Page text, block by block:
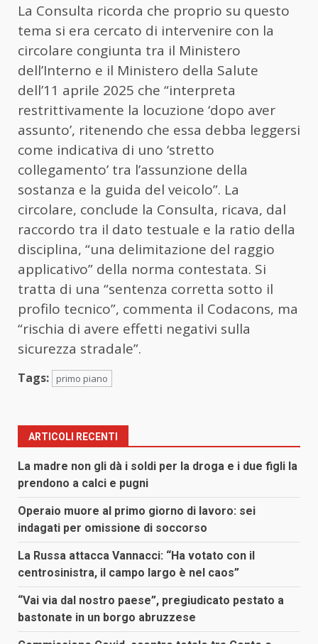
La Consulta ricorda che proprio su questo
tema si era cercato di intervenire con la
circolare congiunta tra il Ministero
dell’Interno e il Ministero della Salute
dell’11 aprile 2025 che “interpreta
restrittivamente la locuzione ‘dopo aver
assunto’, ritenendo che essa debba leggersi
come indicativa di uno ‘stretto
collegamento’ tra l’assunzione della
sostanza e la guida del veicolo”. La
circolare, conclude la Consulta, ricava, dal
raccordo tra il dato testuale e la ratio della
disciplina, “una delimitazione del raggio
applicativo” della norma contestata. Si
tratta di una “sentenza corretta sotto il
profilo tecnico”, commenta il Codacons, ma
“rischia di avere effetti negativi sulla
sicurezza stradale”.
Tags: primo piano
ARTICOLI RECENTI
La madre non gli dà i soldi per la droga e i due figli la
prendono a calci e pugni
Operaio muore al primo giorno di lavoro: sei
indagati per omissione di soccorso
La Russa attacca Vannacci: “Ha votato con il
centrosinistra, il campo largo è nel caos”
“Vai via dal nostro paese”, pregiudicato pestato a
bastonate in un borgo abruzzese